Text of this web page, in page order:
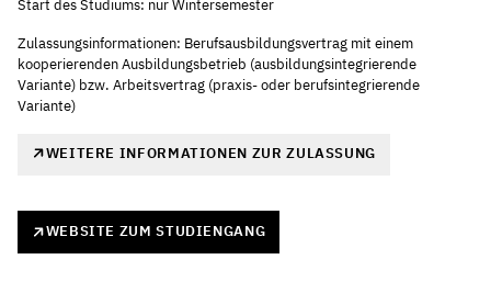
Start des Studiums: nur Wintersemester
Zulassungsinformationen: Berufsausbildungsvertrag mit einem
kooperierenden Ausbildungsbetrieb (ausbildungsintegrierende
Variante) bzw. Arbeitsvertrag (praxis- oder berufsintegrierende
Variante)
WEITERE INFORMATIONEN ZUR ZULASSUNG
WEBSITE ZUM STUDIENGANG